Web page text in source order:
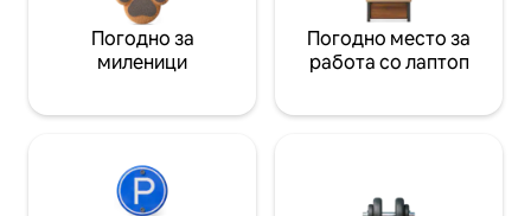
Погодно за
миленици
Погодно место за
работа со лаптоп